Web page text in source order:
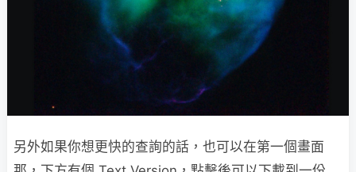
另外如果你想更快的查詢的話，也可以在第一個畫面